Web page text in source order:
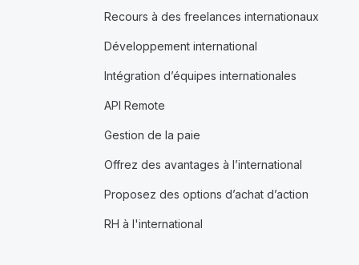
Recours à des freelances internationaux
Développement international
Intégration d’équipes internationales
API Remote
Gestion de la paie
Offrez des avantages à l’international
Proposez des options d’achat d’action
RH à l'international